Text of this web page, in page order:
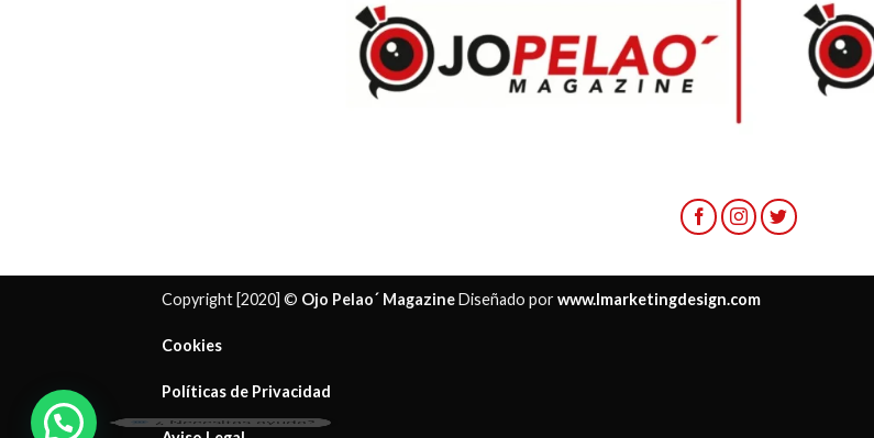
Copyright [2020] © Ojo Pelao´ MagazineDiseñado porwww.lmarketingdesign.com
Cookies
Políticas de Privacidad
¿ Necesitas ayuda?